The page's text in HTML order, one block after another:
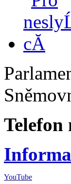
Telefon
YouTube